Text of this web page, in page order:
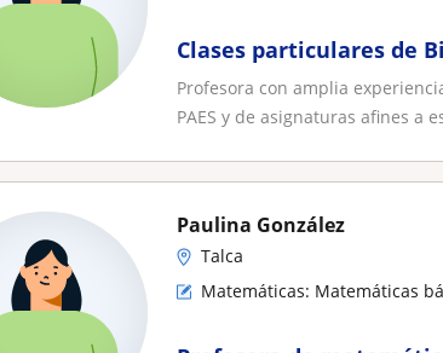
Clases particulares de
Profesora con amplia
PAES y de asignaturas afines a
Paulina González
Talca
Matemáticas: Matemáticas